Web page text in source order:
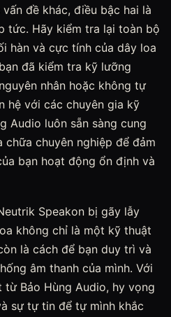
đề khác, điều bậc hai là
tức. Hãy kiểm tra lại toàn bộ
hàn và cực tính của dây loa
đã kiểm tra kỹ lưỡng
nhân hoặc không tự
hệ với các chuyên gia kỹ
Audio luôn sẵn sàng cung
chuyên nghiệp để đảm
bạn hoạt động ổn định và
Speakon bị gãy lẫy
không chỉ là một kỹ thuật
là cách để bạn duy trì và
âm thanh của mình. Với
Bảo Hùng Audio, hy vọng
sự tự tin để tự mình khắc